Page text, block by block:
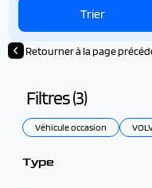
Trier
Retourner à la page
Filtres (3)
Véhicule occasion
Type